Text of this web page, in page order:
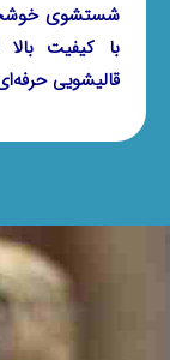
شستشوی
با کیفیت
قالیشویی